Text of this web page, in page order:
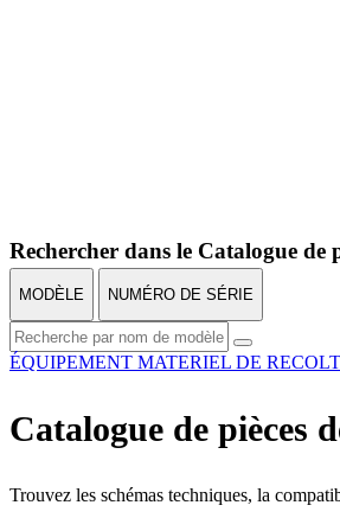
Rechercher dans le Catalogue de
MODÈLE NUMÉRO DE SÉRIE
ÉQUIPEMENT MATERIEL DE
Catalogue de pièces
Trouvez les schémas techniques, la